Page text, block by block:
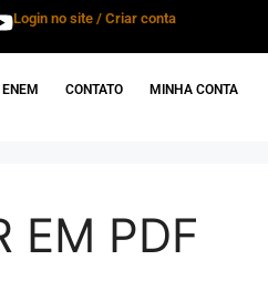
Login no site / Criar conta
ENEM CONTATO MINHA CONTA
EM PDF